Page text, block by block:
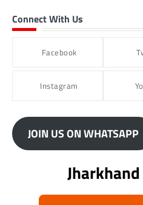
Connect With Us
Facebook
Instagram
JOIN US ON WHATSAPP